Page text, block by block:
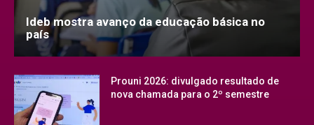
Ideb mostra avanço da educação básica no
país
Prouni 2026: divulgado resultado de
nova chamada para o 2º semestre